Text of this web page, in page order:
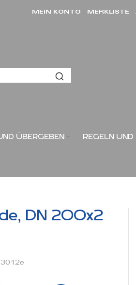
MEIN KONTO MERKLISTE
ÜBERGEBEN REGELN UND
DN 200x2